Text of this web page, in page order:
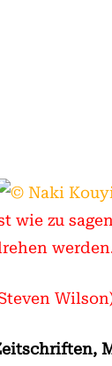
wie zu